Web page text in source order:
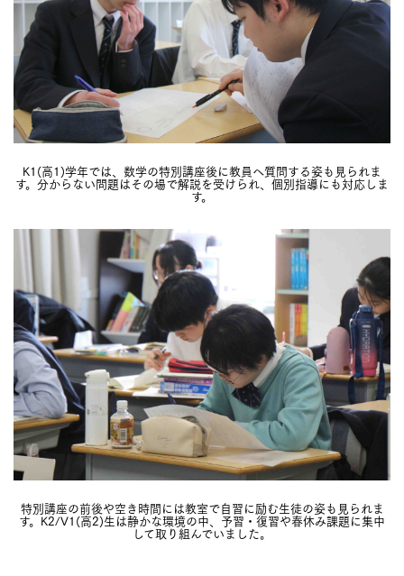
K1(高1)学年では、数学の特別講座後に教員へ質問する姿も見られま
す。分からない問題はその場で解説を受けられ、個別指導にも対応しま
す。
特別講座の前後や空き時間には教室で自習に励む生徒の姿も見られま
す。K2/V1(高2)生は静かな環境の中、予習・復習や春休み課題に集中
して取り組んでいました。